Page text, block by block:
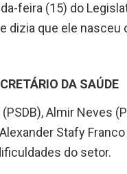
feira (15) do
dizia que ele
DA SAÚDE
Almir Neves
Stafy
do setor.